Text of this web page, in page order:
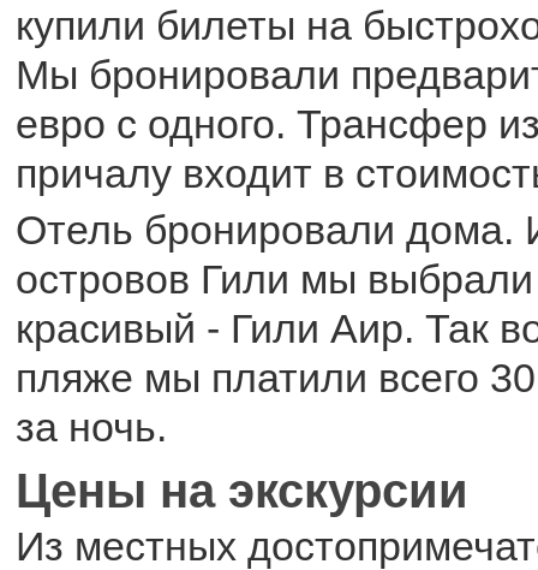
купили билеты на
Мы бронировали
евро с одного. Трансфер
причалу входит в
Отель бронировали дома.
островов Гили мы
красивый - Гили Аир. Так
пляже мы платили всего
за ночь.
Цены на экскурсии
Из местных